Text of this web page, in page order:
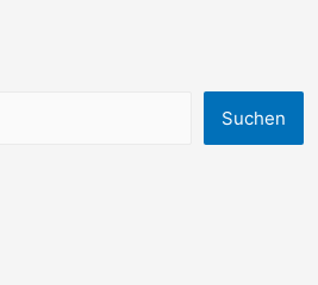
Suchen